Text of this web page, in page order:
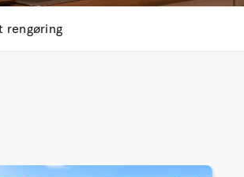
rengøring